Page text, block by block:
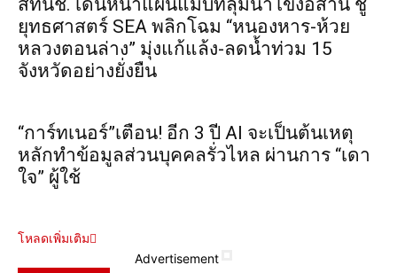
สทนช. เดินหน้าแผนแม่บทลุ่มน้ำโขงอีสาน ชู
ยุทธศาสตร์ SEA พลิกโฉม “หนองหาร-ห้วย
หลวงตอนล่าง” มุ่งแก้แล้ง-ลดน้ำท่วม 15
จังหวัดอย่างยั่งยืน
“การ์ทเนอร์”เตือน! อีก 3 ปี AI จะเป็นต้นเหตุ
หลักทำข้อมูลส่วนบุคคลรั่วไหล ผ่านการ “เดา
ใจ” ผู้ใช้
โหลดเพิ่มเติม
Advertisement